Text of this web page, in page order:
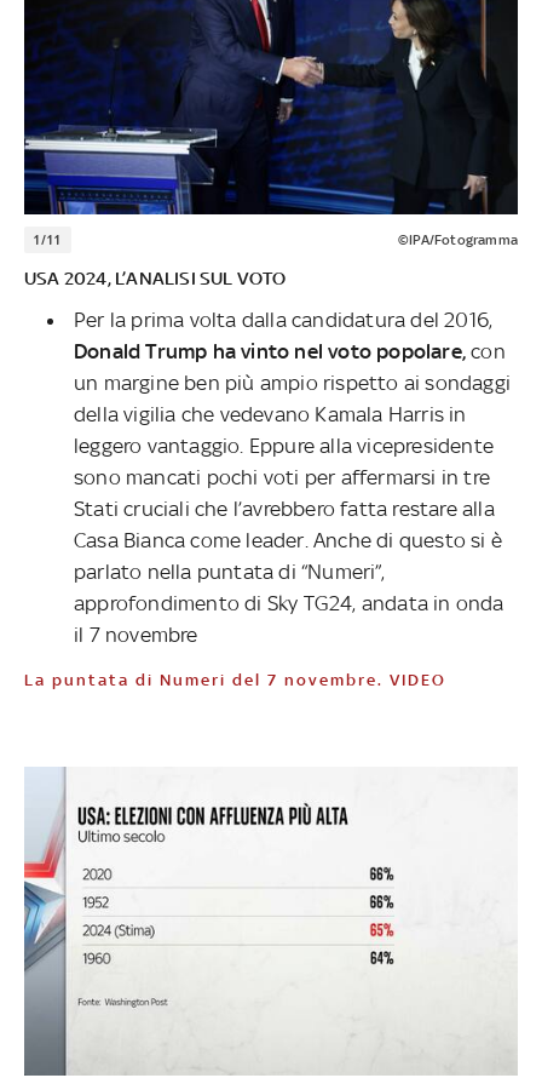
1/11 ©IPA/Fotogramma
USA 2024, L’ANALISI SUL VOTO
Per la prima volta dalla candidatura del 2016,
Donald Trump ha vinto nel voto popolare, con
un margine ben più ampio rispetto ai sondaggi
della vigilia che vedevano Kamala Harris in
leggero vantaggio. Eppure alla vicepresidente
sono mancati pochi voti per affermarsi in tre
Stati cruciali che l’avrebbero fatta restare alla
Casa Bianca come leader. Anche di questo si è
parlato nella puntata di “Numeri”,
approfondimento di Sky TG24, andata in onda
il 7 novembre
La puntata di Numeri del 7 novembre. VIDEO